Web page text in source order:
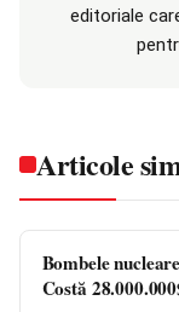
editoriale
Articole
Bombele
Costă